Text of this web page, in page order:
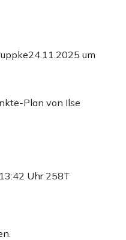
24.11.2025 um
Plan von Ilse
Uhr 258T